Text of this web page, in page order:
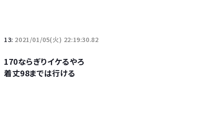
13: 2021/01/05(火) 22:19:30.82
170ならぎりイケるやろ
着丈98までは行ける